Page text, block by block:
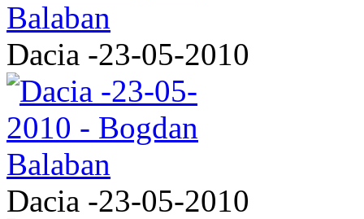
Dacia -23-05-2010
Dacia -23-05-2010